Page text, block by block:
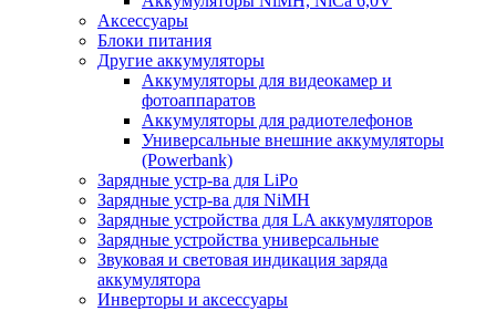
Аксессуары
Блоки питания
Другие аккумуляторы
Аккумуляторы для видеокамер и
фотоаппаратов
Аккумуляторы для радиотелефонов
Универсальные внешние аккумуляторы
(Powerbank)
Зарядные устр-ва для LiPo
Зарядные устр-ва для NiMH
Зарядные устройства для LA аккумуляторов
Зарядные устройства универсальные
Звуковая и световая индикация заряда
аккумулятора
Инверторы и аксессуары